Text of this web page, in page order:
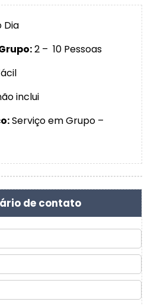
Dia
2 – 10 Pessoas
inclui
Serviço em Grupo –
de contato